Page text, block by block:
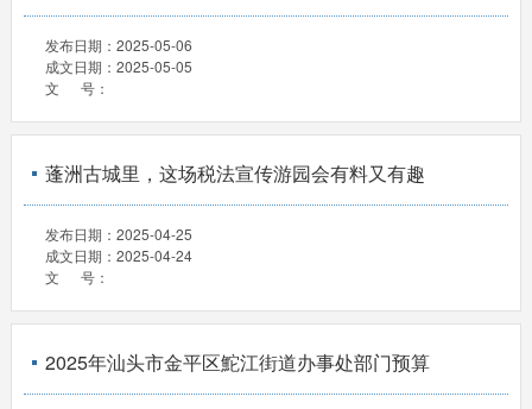
发布日期： 2025-05-06
成文日期： 2025-05-05
文 号：
蓬洲古城里，这场税法宣传游园会有料又有趣
发布日期： 2025-04-25
成文日期： 2025-04-24
文 号：
2025年汕头市金平区鮀江街道办事处部门预算